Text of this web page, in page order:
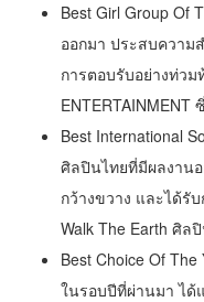
Best Girl Group Of
ออกมา ประสบความ
การตอบรับอย่างท่วม
ENTERTAINMENT
Best International
ศิลปินไทยที่มีผลงาน
กว้างขวาง และได้รั
Walk The Earth ศิล
Best Choice Of
ในรอบปีที่ผ่านมา ได้